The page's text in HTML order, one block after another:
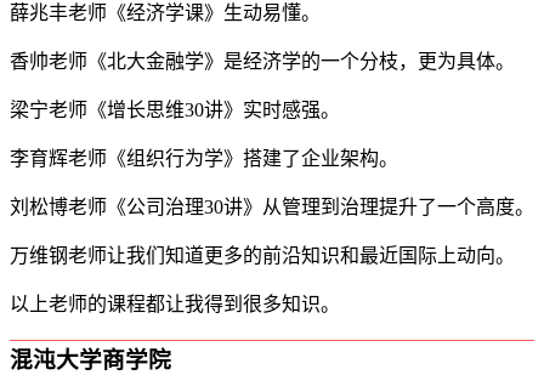
薛兆丰老师《经济学课》生动易懂。
香帅老师《北大金融学》是经济学的一个分枝，更为具体。
梁宁老师《增长思维30讲》实时感强。
李育辉老师《组织行为学》搭建了企业架构。
刘松博老师《公司治理30讲》从管理到治理提升了一个高度。
万维钢老师让我们知道更多的前沿知识和最近国际上动向。
以上老师的课程都让我得到很多知识。
混沌大学商学院